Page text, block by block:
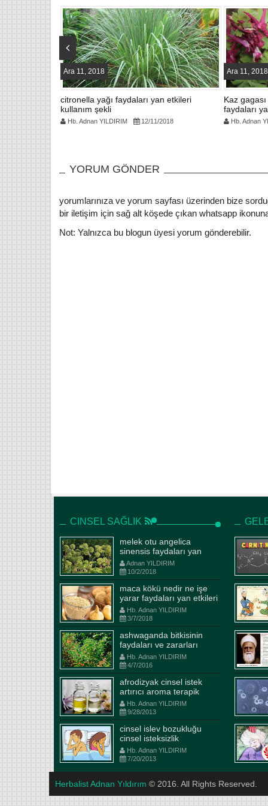
o
k
Ara 11, 2018
citronella yağı faydaları yan etkileri
kullanım şekli
Hb. Adnan YILDIRIM 12/11/2018
Ara 11, 2018
Kaz
faydaları
Hb. Adnan
YORUM GÖNDER
yorumlarınıza ve yorum sayfası üzerinden bize
bir iletişim için sağ alt köşede çıkan whatsapp
Not: Yalnızca bu blogun üyesi yorum gönderebilir.
çuha çiçeği nerelerde olur
Hb. Adnan YILDIRIM 11/2/2018
Çuha çiçeği nerelerde olur nasıl
toplanır Çuha çiçeğinin faydaları
karşı
CINSEL SAĞLIK
melek otu angelica
sinensis faydaları yan
etkiler kullanım şekli
Adnan YILDIRIM
10/2/2018
maca kökü nedir ne işe
yarar faydaları yan etkileri
ve kullanım dozajları
ilaçlarla etkileşimi
Hb. Adnan YILDIRIM
3/7/2018
ashwaganda bitkisinin
faydaları ve zararları
Hb. Adnan YILDIRIM
4/7/2016
afrodizyak cinsel istek
artırıcı aroma terapik
yağlar
Hb. Adnan YILDIRIM
9/28/2013
cinsel islev bozukluğu
cinsel isteksizlik
Hb. Adnan YILDIRIM
7/20/2013
Herbalist Adnan Yıldırım © 2016. All Rights Reserved.